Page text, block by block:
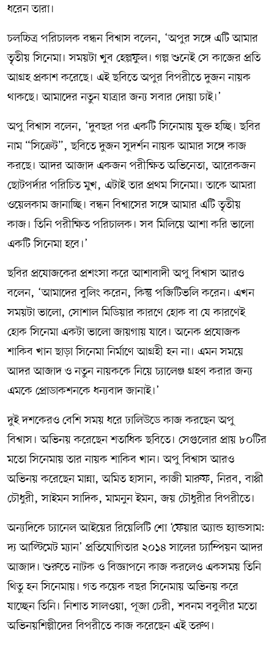
ধরেন তারা।
চলচ্চিত্র পরিচালক বন্ধন বিশ্বাস বলেন, ‘অপুর সঙ্গে এটি আমার
তৃতীয় সিনেমা। সময়টা খুব হেল্পফুল। গল্প শুনেই সে কাজের প্রতি
আগ্রহ প্রকাশ করেছে। এই ছবিতে অপুর বিপরীতে দুজন নায়ক
থাকছে। আমাদের নতুন যাত্রার জন্য সবার দোয়া চাই।’
অপু বিশ্বাস বলেন, ‘দুবছর পর একটি সিনেমায় যুক্ত হচ্ছি। ছবির
নাম “সিক্রেট”, ছবিতে দুজন সুদর্শন নায়ক আমার সঙ্গে কাজ
করছে। আদর আজাদ একজন পরীক্ষিত অভিনেতা, আরেকজন
ছোটপর্দার পরিচিত মুখ, এটাই তার প্রথম সিনেমা। তাকে আমরা
ওয়েলকাম জানাচ্ছি। বন্ধন বিশ্বাসের সঙ্গে আমার এটি তৃতীয়
কাজ। তিনি পরীক্ষিত পরিচালক। সব মিলিয়ে আশা করি ভালো
একটি সিনেমা হবে।’
ছবির প্রযোজকের প্রশংসা করে আশাবাদী অপু বিশ্বাস আরও
বলেন, ‘আমাদের বুলিং করেন, কিন্তু পজিটিভলি করেন। এখন
সময়টা ভালো, সোশাল মিডিয়ার কারণে হোক বা যে কারণেই
হোক সিনেমা একটা ভালো জায়গায় যাবে। অনেক প্রযোজক
শাকিব খান ছাড়া সিনেমা নির্মাণে আগ্রহী হন না। এমন সময়ে
আদর আজাদ ও নতুন নায়ককে নিয়ে চ্যালেঞ্জ গ্রহণ করার জন্য
এমকে প্রোডাকশনকে ধন্যবাদ জানাই।’
দুই দশকেরও বেশি সময় ধরে ঢালিউডে কাজ করছেন অপু
বিশ্বাস। অভিনয় করেছেন শতাধিক ছবিতে। সেগুলোর প্রায় ৮০টির
মতো সিনেমায় তার নায়ক শাকিব খান। অপু বিশ্বাস আরও
অভিনয় করেছেন মান্না, অমিত হাসান, কাজী মারুফ, নিরব, বাপ্পী
চৌধুরী, সাইমন সাদিক, মামনুন ইমন, জয় চৌধুরীর বিপরীতে।
অন্যদিকে চ্যানেল আইয়ের রিয়েলিটি শো ‘ফেয়ার অ্যান্ড হ্যান্ডসাম:
দ্য আল্টিমেট ম্যান’ প্রতিযোগিতার ২০১৪ সালের চ্যাম্পিয়ন আদর
আজাদ। শুরুতে নাটক ও বিজ্ঞাপনে কাজ করলেও একসময় তিনি
থিতু হন সিনেমায়। গত কয়েক বছর সিনেমায় অভিনয় করে
যাচ্ছেন তিনি। নিশাত সালওয়া, পূজা চেরী, শবনম ববুলীর মতো
অভিনয়শিল্পীদের বিপরীতে কাজ করেছেন এই তরুণ।